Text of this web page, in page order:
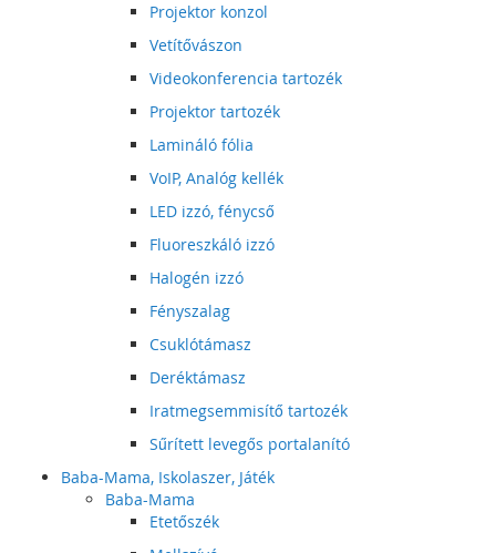
Projektor konzol
Vetítővászon
Videokonferencia tartozék
Projektor tartozék
Lamináló fólia
VoIP, Analóg kellék
LED izzó, fénycső
Fluoreszkáló izzó
Halogén izzó
Fényszalag
Csuklótámasz
Deréktámasz
Iratmegsemmisítő tartozék
Sűrített levegős portalanító
Baba-Mama, Iskolaszer, Játék
Baba-Mama
Etetőszék